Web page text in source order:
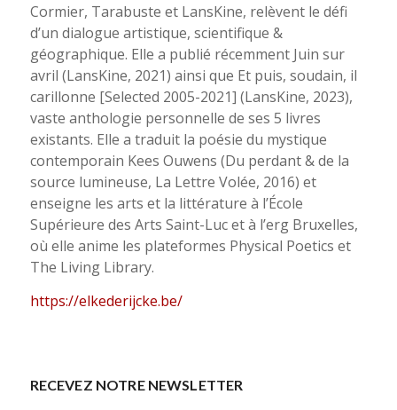
Cormier, Tarabuste et LansKine, relèvent le défi
d’un dialogue artistique, scientifique &
géographique. Elle a publié récemment Juin sur
avril (LansKine, 2021) ainsi que Et puis, soudain, il
carillonne [Selected 2005-2021] (LansKine, 2023),
vaste anthologie personnelle de ses 5 livres
existants. Elle a traduit la poésie du mystique
contemporain Kees Ouwens (Du perdant & de la
source lumineuse, La Lettre Volée, 2016) et
enseigne les arts et la littérature à l’École
Supérieure des Arts Saint-Luc et à l’erg Bruxelles,
où elle anime les plateformes Physical Poetics et
The Living Library.
https://elkederijcke.be/
RECEVEZ NOTRE NEWSLETTER